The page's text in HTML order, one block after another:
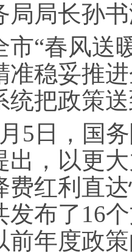
局长孙书
春风送暖
准稳妥推
统把政策
日，国务
出，以更
费红利直
发布了16
前年度政